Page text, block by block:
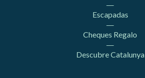
Escapadas
Cheques Regalo
Descubre Catalunya